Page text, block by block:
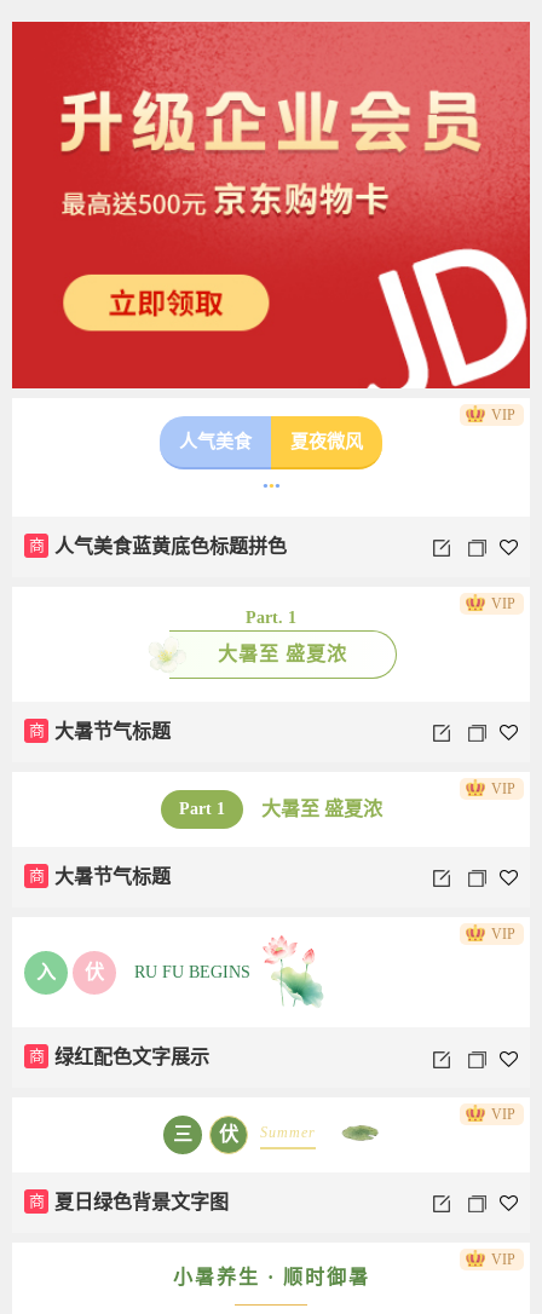
人气美食 夏夜微风
●●●
商 人气美食蓝黄底色标题拼色
VIP
Part. 1
大暑至 盛夏浓
商 大暑节气标题
VIP
Part 1 大暑至 盛夏浓
商 大暑节气标题
VIP
入 伏 RU FU BEGINS
商 绿红配色文字展示
VIP
三 伏 Summer
商 夏日绿色背景文字图
VIP
小暑养生 · 顺时御暑
VIP